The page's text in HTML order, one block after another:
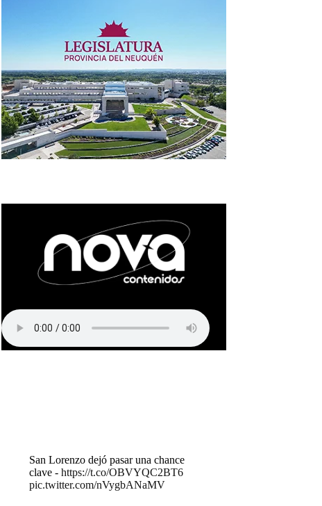
San Lorenzo dejó pasar una chance
clave - https://t.co/OBVYQC2BT6
pic.twitter.com/nVygbANaMV